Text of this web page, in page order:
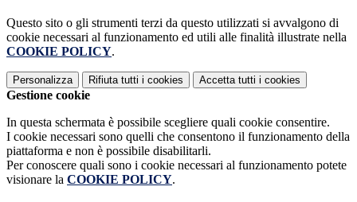
Questo sito o gli strumenti terzi da questo utilizzati si avvalgono di
cookie necessari al funzionamento ed utili alle finalità illustrate nella
COOKIE POLICY.
Personalizza Rifiuta tutti i cookies Accetta tutti i cookies
Gestione cookie
In questa schermata è possibile scegliere quali cookie consentire.
I cookie necessari sono quelli che consentono il funzionamento della
piattaforma e non è possibile disabilitarli.
Per conoscere quali sono i cookie necessari al funzionamento potete
visionare la COOKIE POLICY.